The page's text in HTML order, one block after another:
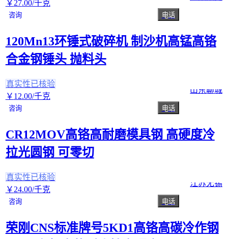
￥27.00/千克
咨询 电话
120Mn13环锤式破碎机 制沙机高锰高铬
合金钢锤头 抛料头
真实性已核验
￥ 12.00/千克
山东聊城
咨询 电话
CR12MOV高铬高耐磨模具钢 高硬度冷
拉光圆钢 可零切
真实性已核验
￥24.00/千克
江苏无锡
咨询 电话
荣刚CNS标准牌号5KD1高铬高碳冷作钢